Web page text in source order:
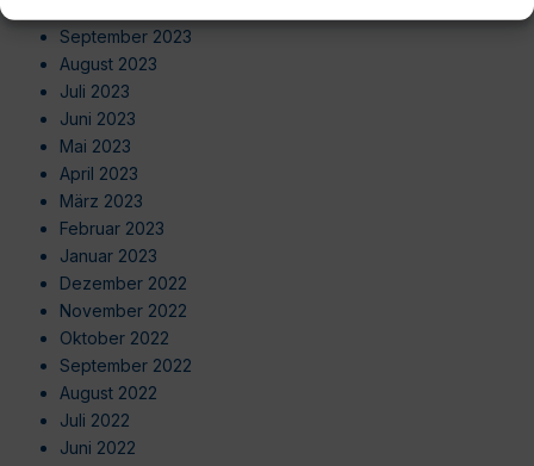
September 2023
August 2023
Juli 2023
Juni 2023
Mai 2023
April 2023
März 2023
Februar 2023
Januar 2023
Dezember 2022
November 2022
Oktober 2022
September 2022
August 2022
Juli 2022
Juni 2022